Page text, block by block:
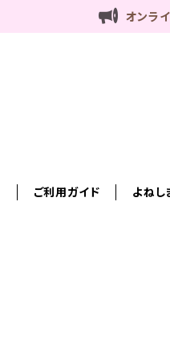
オンラ
ご利用ガイド よねし